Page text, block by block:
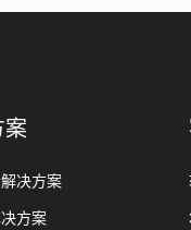
案
决方案
方案